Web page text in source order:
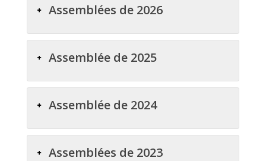
Assemblées de 2026
Assemblée de 2025
Assemblée de 2024
Assemblées de 2023